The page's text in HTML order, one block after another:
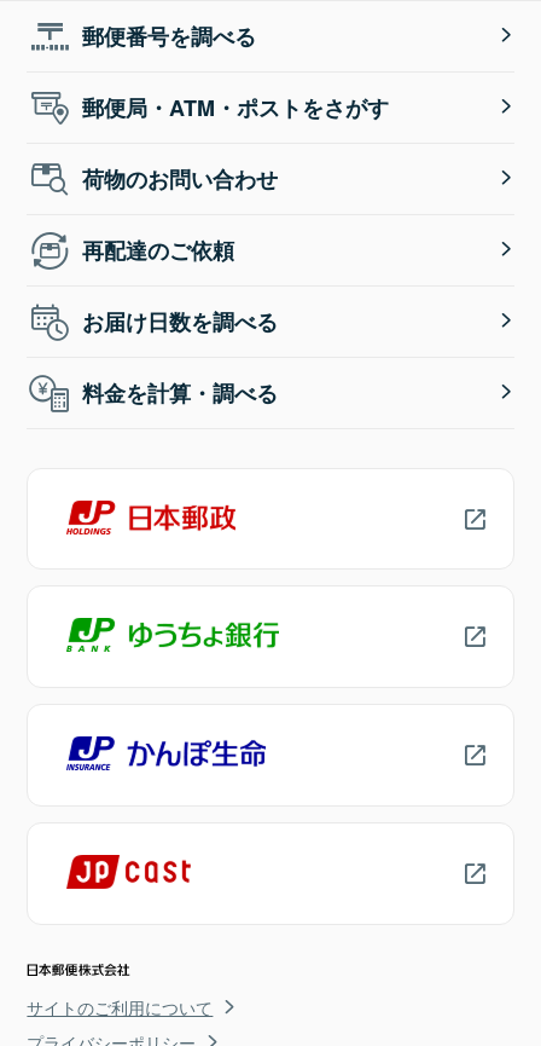
郵便番号を調べる
郵便局・ATM・ポストをさがす
荷物のお問い合わせ
再配達のご依頼
お届け日数を調べる
料金を計算・調べる
サイトのご利用について